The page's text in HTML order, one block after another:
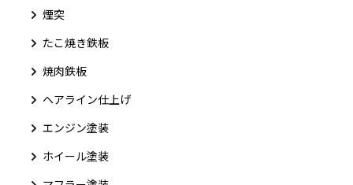
煙突
たこ焼き鉄板
焼肉鉄板
ヘアライン仕上げ
エンジン塗装
ホイール塗装